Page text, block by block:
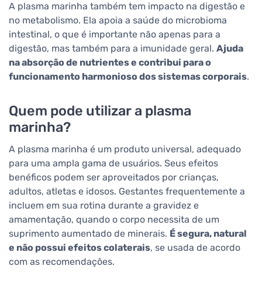
A plasma marinha também tem impacto na digestão e
no metabolismo. Ela apoia a saúde do microbioma
intestinal, o que é importante não apenas para a
digestão, mas também para a imunidade geral. Ajuda
na absorção de nutrientes e contribui para o
funcionamento harmonioso dos sistemas corporais.
Quem pode utilizar a plasma
marinha?
A plasma marinha é um produto universal, adequado
para uma ampla gama de usuários. Seus efeitos
benéficos podem ser aproveitados por crianças,
adultos, atletas e idosos. Gestantes frequentemente a
incluem em sua rotina durante a gravidez e
amamentação, quando o corpo necessita de um
suprimento aumentado de minerais. É segura, natural
e não possui efeitos colaterais, se usada de acordo
com as recomendações.